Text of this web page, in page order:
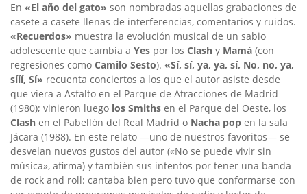
En «El año del gato» son nombradas aquellas grabaciones de
casete a casete llenas de interferencias, comentarios y ruidos.
«Recuerdos» muestra la evolución musical de un sabio
adolescente que cambia a Yes por los Clash y Mamá (con
regresiones como Camilo Sesto). «Sí, sí, ya, ya, sí, No, no, ya,
sííí, Sí» recuenta conciertos a los que el autor asiste desde
que viera a Asfalto en el Parque de Atracciones de Madrid
(1980); vinieron luego los Smiths en el Parque del Oeste, los
Clash en el Pabellón del Real Madrid o Nacha pop en la sala
Jácara (1988). En este relato —uno de nuestros favoritos— se
desvelan nuevos gustos del autor («No se puede vivir sin
música», afirma) y también sus intentos por tener una banda
de rock and roll: cantaba bien pero tuvo que conformarse con